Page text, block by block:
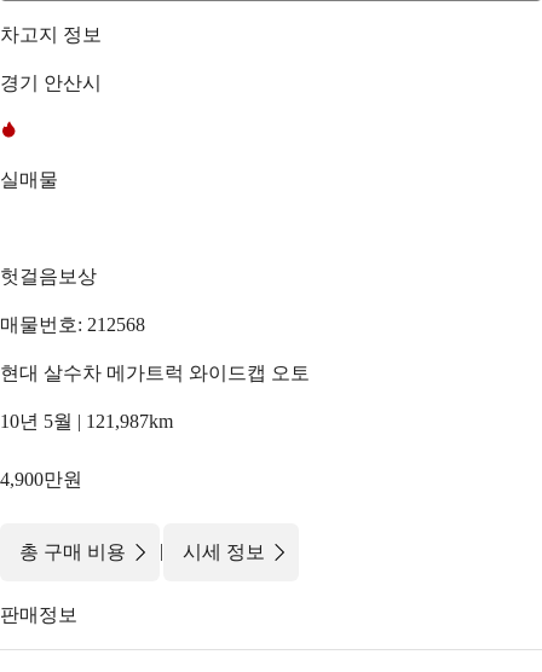
차고지 정보
경기 안산시
실매물
헛걸음보상
매물번호: 212568
현대 살수차 메가트럭 와이드캡 오토
10년 5월 | 121,987km
4,900만원
총 구매 비용 | 시세 정보
판매정보